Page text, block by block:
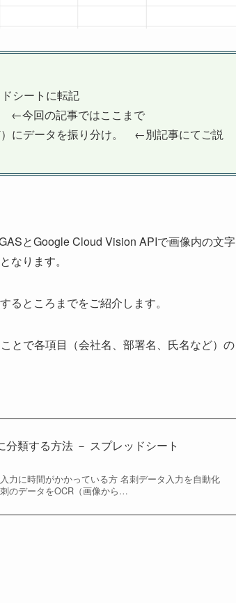
シートに転記
←今回の記事ではここまで
）にデータを振り分け。 ←別記事にてご説
とGoogle Cloud Vision APIで画像内の文字
なります。
ところまでをご紹介します。
とで各項目（会社名、部署名、氏名など）の
類する方法 － スプレッドシート
力に時間がかかっている方 名刺データ入力を自動化
のデータをOCR（画像から…